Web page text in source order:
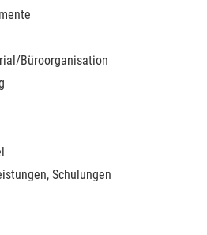
Büroorganisation
Schulungen